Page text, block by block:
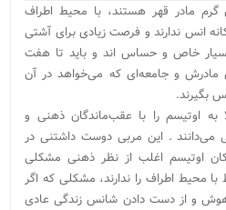
مادر قهر هستند، با محیط اطراف
انس ندارند و فرصت زیادی برای آشتی‌
بسیار خاص و حساس اند و باید تا هفت
و جامعه‌ای که می‌خواهد در آن
بگیرند.
به اوتیسم را با عقب‌ماندگان ذهنی و
می‌دانند . این مربی دوست داشتنی در
اوتیسم اغلب از نظر ذهنی مشکلی
با محیط اطراف را ندارند، مشکلی که اگر
و از دست دادن شانس زندگی عادی